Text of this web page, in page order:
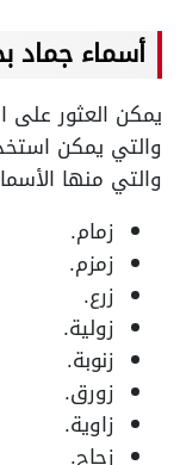
أسماء جماد
يمكن العثور على
والتي يمكن
والتي منها
زمام.
زمزم.
زرع.
زولية.
زنوبة.
زورق.
زاوية.
زجاج.